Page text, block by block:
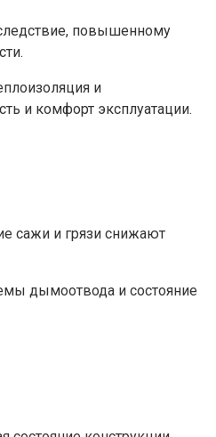
повышенному
и
и комфорт эксплуатации.
сажи и грязи снижают
дымоотвода и состояние